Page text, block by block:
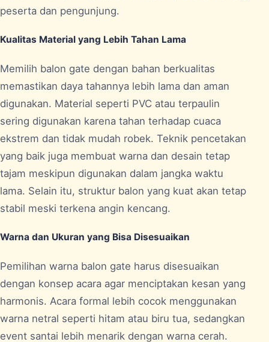
peserta dan pengunjung.
Kualitas Material yang Lebih Tahan Lama
Memilih balon gate dengan bahan berkualitas
memastikan daya tahannya lebih lama dan aman
digunakan. Material seperti PVC atau terpaulin
sering digunakan karena tahan terhadap cuaca
ekstrem dan tidak mudah robek. Teknik pencetakan
yang baik juga membuat warna dan desain tetap
tajam meskipun digunakan dalam jangka waktu
lama. Selain itu, struktur balon yang kuat akan tetap
stabil meski terkena angin kencang.
Warna dan Ukuran yang Bisa Disesuaikan
Pemilihan warna balon gate harus disesuaikan
dengan konsep acara agar menciptakan kesan yang
harmonis. Acara formal lebih cocok menggunakan
warna netral seperti hitam atau biru tua, sedangkan
event santai lebih menarik dengan warna cerah.